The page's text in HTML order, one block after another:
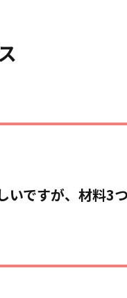
いですが、材料3